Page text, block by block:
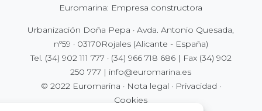
Euromarina: Empresa constructora
Urbanización Doña Pepa · Avda. Antonio Quesada,
nº59 · 03170Rojales (Alicante - España)
Tel. (34) 902 111 777 · (34) 966 718 686| Fax (34) 902
250 777 | info@euromarina.es
© 2022 Euromarina · Nota legal · Privacidad ·
Cookies